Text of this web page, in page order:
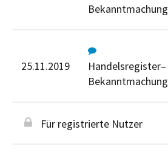
Bekanntmachung
25.11.2019
Handelsregister–
Bekanntmachung
Für registrierte Nutzer